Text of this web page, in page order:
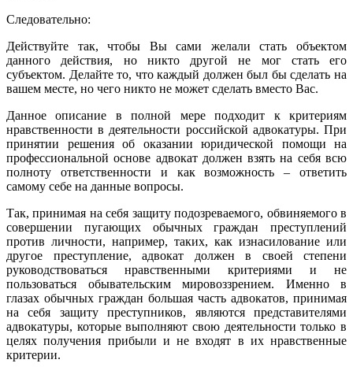
Следовательно:
Действуйте так, чтобы Вы сами желали стать объектом
данного действия, но никто другой не мог стать его
субъектом. Делайте то, что каждый должен был бы сделать на
вашем месте, но чего никто не может сделать вместо Вас.
Данное описание в полной мере подходит к критериям
нравственности в деятельности российской адвокатуры. При
принятии решения об оказании юридической помощи на
профессиональной основе адвокат должен взять на себя всю
полноту ответственности и как возможность – ответить
самому себе на данные вопросы.
Так, принимая на себя защиту подозреваемого, обвиняемого в
совершении пугающих обычных граждан преступлений
против личности, например, таких, как изнасилование или
другое преступление, адвокат должен в своей степени
руководствоваться нравственными критериями и не
пользоваться обывательским мировоззрением. Именно в
глазах обычных граждан большая часть адвокатов, принимая
на себя защиту преступников, являются представителями
адвокатуры, которые выполняют свою деятельности только в
целях получения прибыли и не входят в их нравственные
критерии.